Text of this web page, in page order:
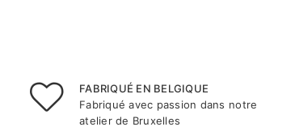
FABRIQUÉ EN BELGIQUE
Fabriqué avec passion dans notre
atelier de Bruxelles